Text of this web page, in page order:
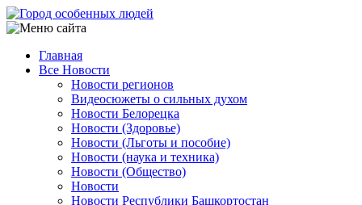
Перейти
к
содержанию
Main
navigation
Главная
Все Новости
Новости регионов
Видеосюжеты о сильных духом
Новости Белорецка
Новости (Здоровье)
Новости (Льготы и пособие)
Новости (наука и техника)
Новости (Общество)
Новости
Новости Республики Башкортостан